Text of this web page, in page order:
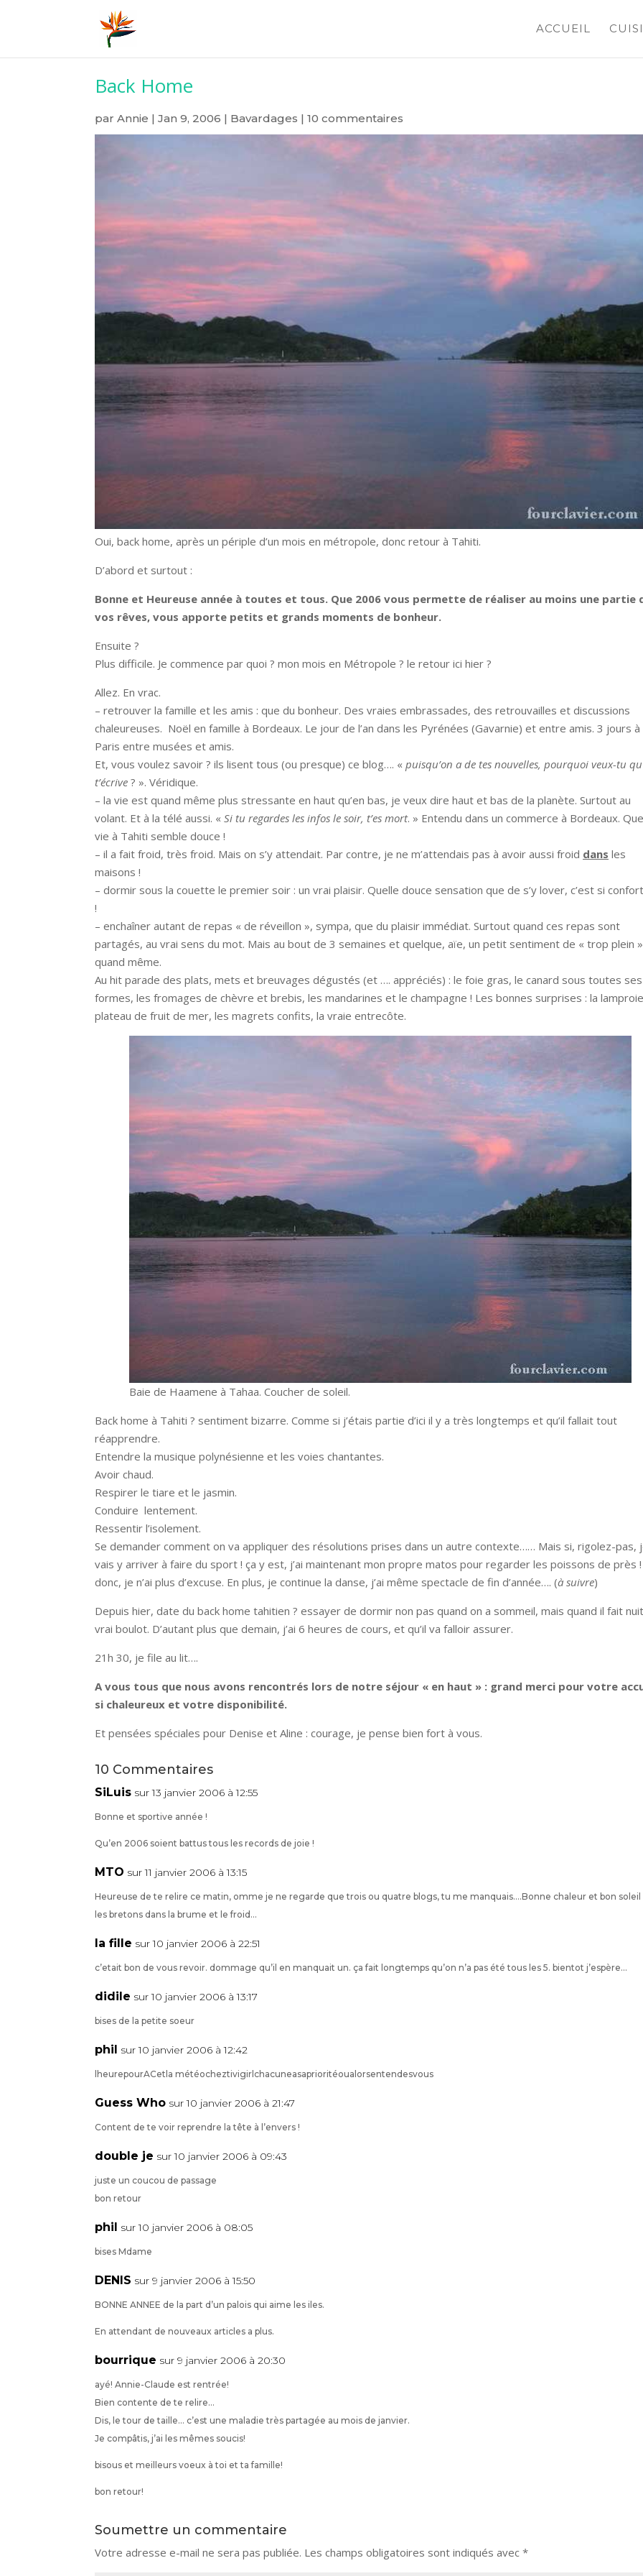
ACCUEIL
Back Home
par Annie | Jan 9, 2006 | Bavardages | 10 commentaires
Oui, back home, après un périple d’un mois en métropole, donc retour à Tahiti.
D’abord et surtout :
Bonne et Heureuse année à toutes et tous. Que 2006 vous permette de réaliser au moins une partie
vos rêves, vous apporte petits et grands moments de bonheur.
Ensuite ?
Plus difficile. Je commence par quoi ? mon mois en Métropole ? le retour ici hier ?
Allez. En vrac.
– retrouver la famille et les amis : que du bonheur. Des vraies embrassades, des retrouvailles et discussions
chaleureuses. Noël en famille à Bordeaux. Le jour de l’an dans les Pyrénées (Gavarnie) et entre amis. 3 jours à
Paris entre musées et amis.
Et, vous voulez savoir ? ils lisent tous (ou presque) ce blog…. « puisqu’on a de tes nouvelles, pourquoi veux-tu
t’écrive ? ». Véridique.
– la vie est quand même plus stressante en haut qu’en bas, je veux dire haut et bas de la planète. Surtout au
volant. Et à la télé aussi. « Si tu regardes les infos le soir, t’es mort. » Entendu dans un commerce à Bordeaux.
vie à Tahiti semble douce !
– il a fait froid, très froid. Mais on s’y attendait. Par contre, je ne m’attendais pas à avoir aussi froid dans les
maisons !
– dormir sous la couette le premier soir : un vrai plaisir. Quelle douce sensation que de s’y lover, c’est si
!
– enchaîner autant de repas « de réveillon », sympa, que du plaisir immédiat. Surtout quand ces repas sont
partagés, au vrai sens du mot. Mais au bout de 3 semaines et quelque, aïe, un petit sentiment de « trop plein »
quand même.
Au hit parade des plats, mets et breuvages dégustés (et …. appréciés) : le foie gras, le canard sous toutes ses
formes, les fromages de chèvre et brebis, les mandarines et le champagne ! Les bonnes surprises : la
plateau de fruit de mer, les magrets confits, la vraie entrecôte.
Baie de Haamene à Tahaa. Coucher de soleil.
Back home à Tahiti ? sentiment bizarre. Comme si j’étais partie d’ici il y a très longtemps et qu’il fallait tout
réapprendre.
Entendre la musique polynésienne et les voies chantantes.
Avoir chaud.
Respirer le tiare et le jasmin.
Conduire lentement.
Ressentir l’isolement.
Se demander comment on va appliquer des résolutions prises dans un autre contexte…… Mais si, rigolez-pas,
vais y arriver à faire du sport ! ça y est, j’ai maintenant mon propre matos pour regarder les poissons de près !
donc, je n’ai plus d’excuse. En plus, je continue la danse, j’ai même spectacle de fin d’année…. (à suivre)
Depuis hier, date du back home tahitien ? essayer de dormir non pas quand on a sommeil, mais quand il fait
vrai boulot. D’autant plus que demain, j’ai 6 heures de cours, et qu’il va falloir assurer.
21h 30, je file au lit….
A vous tous que nous avons rencontrés lors de notre séjour « en haut » : grand merci pour votre
si chaleureux et votre disponibilité.
Et pensées spéciales pour Denise et Aline : courage, je pense bien fort à vous.
10 Commentaires
SiLuis sur 13 janvier 2006 à 12:55
Bonne et sportive année !
Qu’en 2006 soient battus tous les records de joie !
MTO sur 11 janvier 2006 à 13:15
Heureuse de te relire ce matin, omme je ne regarde que trois ou quatre blogs, tu me manquais….Bonne chaleur et bon soleil
les bretons dans la brume et le froid…
la fille sur 10 janvier 2006 à 22:51
c’etait bon de vous revoir. dommage qu’il en manquait un. ça fait longtemps qu’on n’a pas été tous les 5. bientot j’espère…
didile sur 10 janvier 2006 à 13:17
bises de la petite soeur
phil sur 10 janvier 2006 à 12:42
lheurepourACetla météocheztivigirlchacuneasaprioritéoualorsentendesvous
Guess Who sur 10 janvier 2006 à 21:47
Content de te voir reprendre la tête à l’envers !
double je sur 10 janvier 2006 à 09:43
juste un coucou de passage
bon retour
phil sur 10 janvier 2006 à 08:05
bises Mdame
DENIS sur 9 janvier 2006 à 15:50
BONNE ANNEE de la part d’un palois qui aime les iles.
En attendant de nouveaux articles a plus.
bourrique sur 9 janvier 2006 à 20:30
ayé! Annie-Claude est rentrée!
Bien contente de te relire…
Dis, le tour de taille… c’est une maladie très partagée au mois de janvier.
Je compâtis, j’ai les mêmes soucis!
bisous et meilleurs voeux à toi et ta famille!
bon retour!
Soumettre un commentaire
Votre adresse e-mail ne sera pas publiée. Les champs obligatoires sont indiqués avec *